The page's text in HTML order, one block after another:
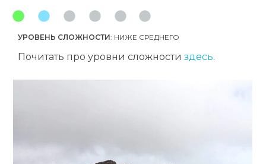
УРОВЕНЬ СЛОЖНОСТИ: НИЖЕ СРЕДНЕГО
Почитать про уровни сложности здесь.